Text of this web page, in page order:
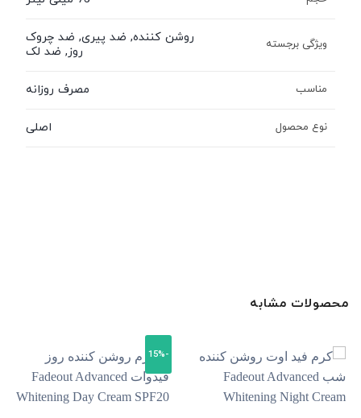
ویژگی برجسته
روشن کننده, ضد پیری, ضد چروک
روز, ضد لک
مناسب مصرف روزانه
نوع محصول اصلی
محصولات مشابه
-15%